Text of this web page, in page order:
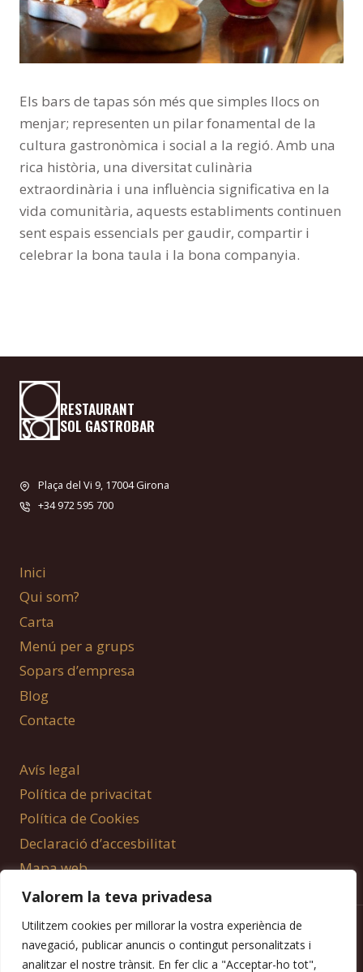
Valorem la teva privadesa
Utilitzem cookies per millorar la vostra experiència de
navegació, publicar anuncis o contingut personalitzats i
analitzar el nostre trànsit. En fer clic a "Acceptar-ho tot",
Els bars de tapas són més que simples llocs on
menjar; representen un pilar fonamental de la
cultura gastronòmica i social a la regió. Amb una
rica història, una diversitat culinària
extraordinària i una influència significativa en la
vida comunitària, aquests establiments continuen
sent espais essencials per gaudir, compartir i
celebrar la bona taula i la bona companyia.
RESTAURANT
SOL GASTROBAR
Plaça del Vi 9, 17004 Girona
+34 972 595 700
Inici
Qui som?
Carta
Menú per a grups
Sopars d’empresa
Blog
Contacte
Avís legal
Política de privacitat
Política de Cookies
Declaració d’accesbilitat
Mapa web
© 2026 Sol Gastrobar